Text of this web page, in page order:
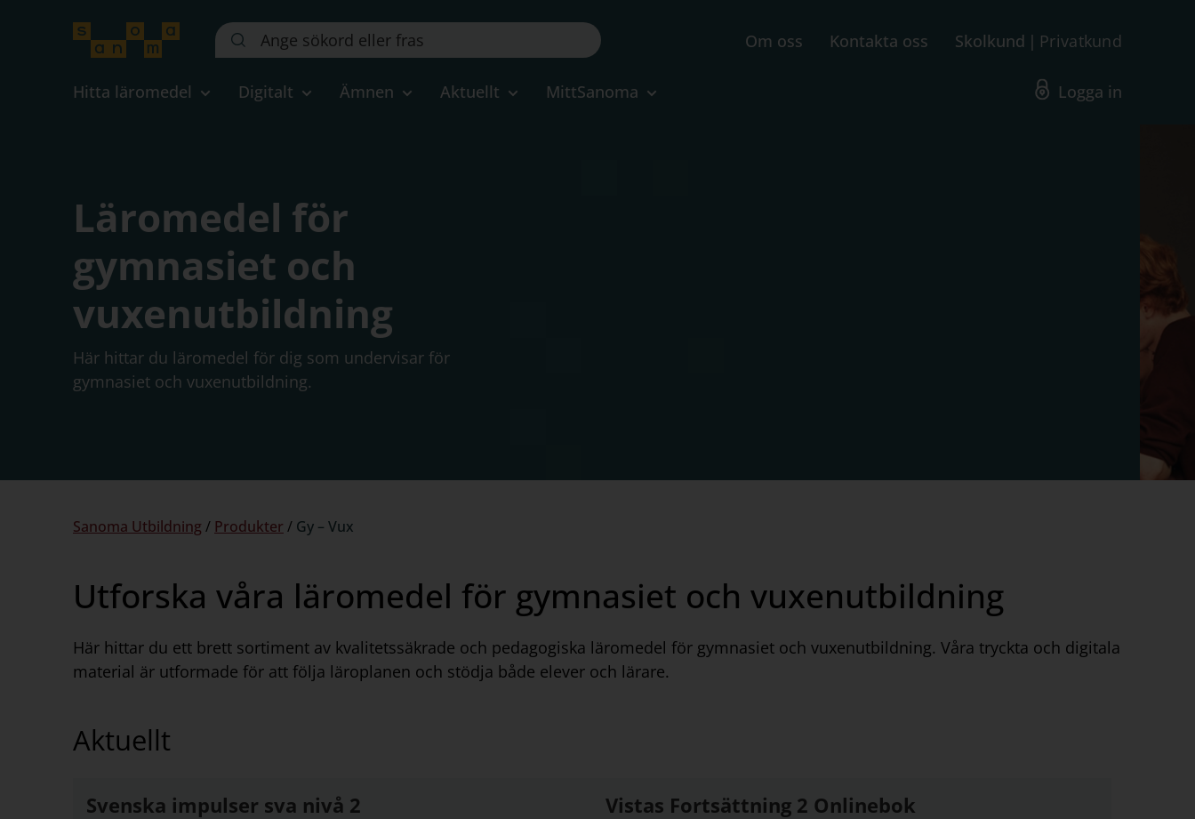
Sök
på
webbplatsen::
Om oss Kontakta oss Skolkund Privatkund
Hitta läromedel Digitalt Ämnen Aktuellt MittSanoma Logga in
Läromedel för
gymnasiet och
vuxenutbildning
Här hittar du läromedel för dig som undervisar för
gymnasiet och vuxenutbildning.
Du
Sanoma Utbildning / Produkter / Gy – Vux
Utforska våra läromedel för gymnasiet och vuxenutbildning
Här hittar du ett brett sortiment av kvalitetssäkrade och pedagogiska läromedel för gymnasiet och vuxenutbildning. Våra tryckta och digitala
material är utformade för att följa läroplanen och stödja både elever och lärare.
Aktuellt
Svenska impulser sva nivå 2 Vistas Fortsättning 2 Onlinebok